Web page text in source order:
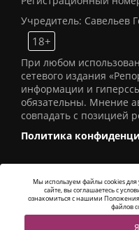
Учредитель: Савельев
18+
При любом
сетевого издания
информации и
обязательны. Мнение
совпадать с позицией
Политика
© 2016СИ
Alatis Studio
Мы используем файлы cookies
сайте, вы соглашаетесь с
ознакомиться с нашими
файлов